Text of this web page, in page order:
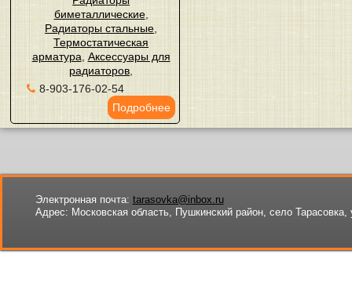
биметаллические,
Радиаторы стальные
Термостатическая
арматура Аксессуары для
радиаторов
8-903-176-02-54
Подробнее
Электронная почта: tarasovka@inbox.ru
Адрес: Московская область, Пушкинский район, село